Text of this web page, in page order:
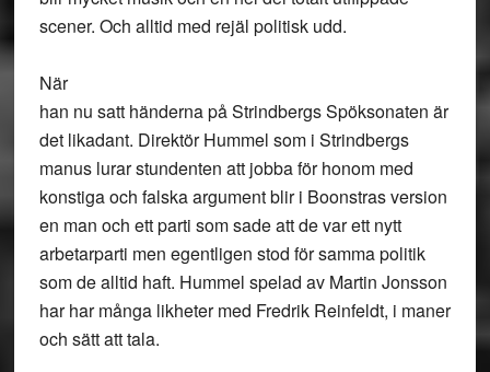
scener. Och alltid med rejäl politisk udd.
När
han nu satt händerna på Strindbergs Spöksonaten är
det likadant. Direktör Hummel som i Strindbergs
manus lurar stundenten att jobba för honom med
konstiga och falska argument blir i Boonstras version
en man och ett parti som sade att de var ett nytt
arbetarparti men egentligen stod för samma politik
som de alltid haft. Hummel spelad av Martin Jonsson
har har många likheter med Fredrik Reinfeldt, i maner
och sätt att tala.